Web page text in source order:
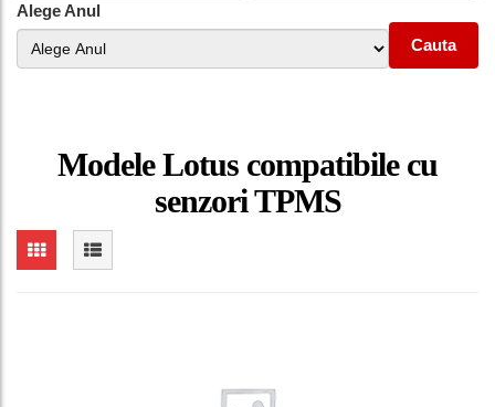
Alege Anul
Cauta
Modele Lotus compatibile cu
senzori TPMS